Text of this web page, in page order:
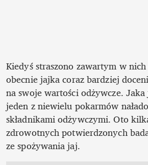
Kiedyś straszono zawartym w
obecnie jajka coraz bardziej
na swoje wartości odżywcze.
jeden z niewielu pokarmów
składnikami odżywczymi. Oto
zdrowotnych potwierdzonych
ze spożywania jaj.